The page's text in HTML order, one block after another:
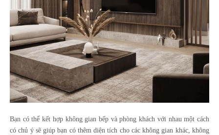
Bạn có thể kết hợp không gian bếp và phòng khách với nhau một cách
có chủ ý sẽ giúp bạn có thêm diện tích cho các không gian khác, không